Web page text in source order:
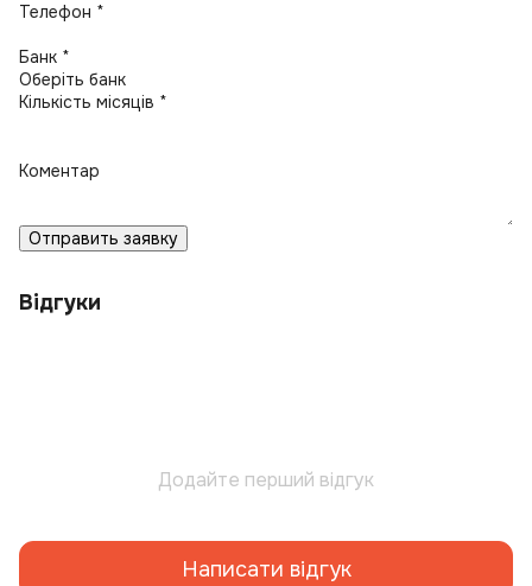
Телефон *
Банк *
Кількість місяців *
Коментар
Отправить заявку
Відгуки
Додайте перший відгук
Написати відгук